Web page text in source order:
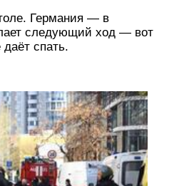
Германия — в
следующий ход — вот
спать.